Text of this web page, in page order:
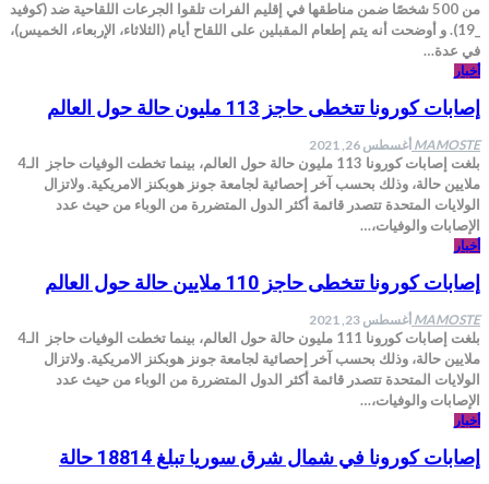
من 500 شخصًا ضمن مناطقها في إقليم الفرات تلقوا الجرعات اللقاحية ضد (كوفيد
_19). و أوضحت أنه يتم إطعام المقبلين على اللقاح أيام (الثلاثاء، الإربعاء، الخميس)،
في عدة…
أخبار
إصابات كورونا تتخطى حاجز 113 مليون حالة حول العالم
MAMOSTE أغسطس 26, 2021
بلغت إصابات كورونا 113 مليون حالة حول العالم، بينما تخطت الوفيات حاجز الـ4
ملايين حالة، وذلك بحسب آخر إحصائية لجامعة جونز هوبكنز الامريكية. ولاتزال
الولايات المتحدة تتصدر قائمة أكثر الدول المتضررة من الوباء من حيث عدد
الإصابات والوفيات،…
أخبار
إصابات كورونا تتخطى حاجز 110 ملايين حالة حول العالم
MAMOSTE أغسطس 23, 2021
بلغت إصابات كورونا 111 مليون حالة حول العالم، بينما تخطت الوفيات حاجز الـ4
ملايين حالة، وذلك بحسب آخر إحصائية لجامعة جونز هوبكنز الامريكية. ولاتزال
الولايات المتحدة تتصدر قائمة أكثر الدول المتضررة من الوباء من حيث عدد
الإصابات والوفيات،…
أخبار
إصابات كورونا في شمال شرق سوريا تبلغ 18814 حالة